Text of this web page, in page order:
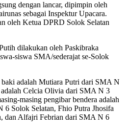
dengan lancar, dipimpin oleh
sebagai Inspektur Upacara.
oleh Ketua DPRD Solok Selatan
dilakukan oleh Paskibraka
siswa SMA/sederajat se-Solok
adalah Mutiara Putri dari SMA N
Celcia Olivia dari SMA N 3
masing pengibar bendera adalah
Solok Selatan, Fhio Putra Jhosifa
dan Alfajri Febrian dari SMA N 6